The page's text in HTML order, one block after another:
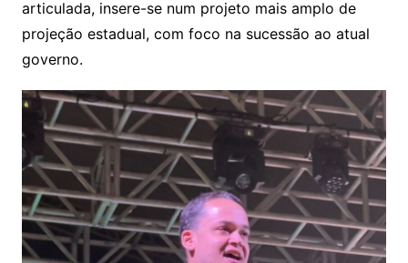
articulada, insere-se num projeto mais amplo de
projeção estadual, com foco na sucessão ao atual
governo.